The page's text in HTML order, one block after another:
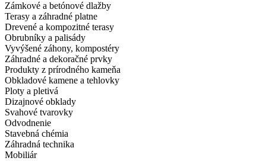
Zámkové a betónové dlažby
Terasy a záhradné platne
Drevené a kompozitné terasy
Obrubníky a palisády
Vyvýšené záhony, kompostéry
Záhradné a dekoračné prvky
Produkty z prírodného kameňa
Obkladové kamene a tehlovky
Ploty a pletivá
Dizajnové obklady
Svahové tvarovky
Odvodnenie
Stavebná chémia
Záhradná technika
Mobiliár